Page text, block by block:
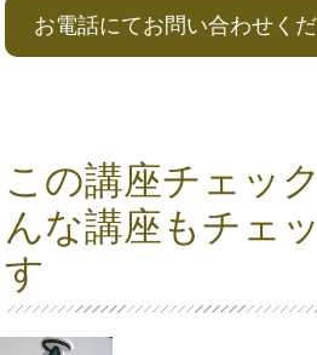
お電話にてお問い合わせく
この講座チェッ
んな講座もチェ
す